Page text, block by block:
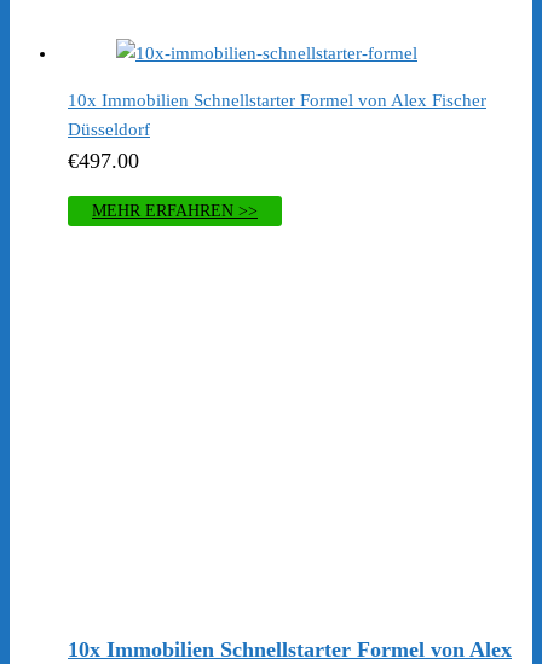
€197.00€1.00.
10x Immobilien Schnellstarter Formel von Alex Fischer
Düsseldorf
€497.00
MEHR ERFAHREN >>
10x Immobilien Schnellstarter Formel von Alex